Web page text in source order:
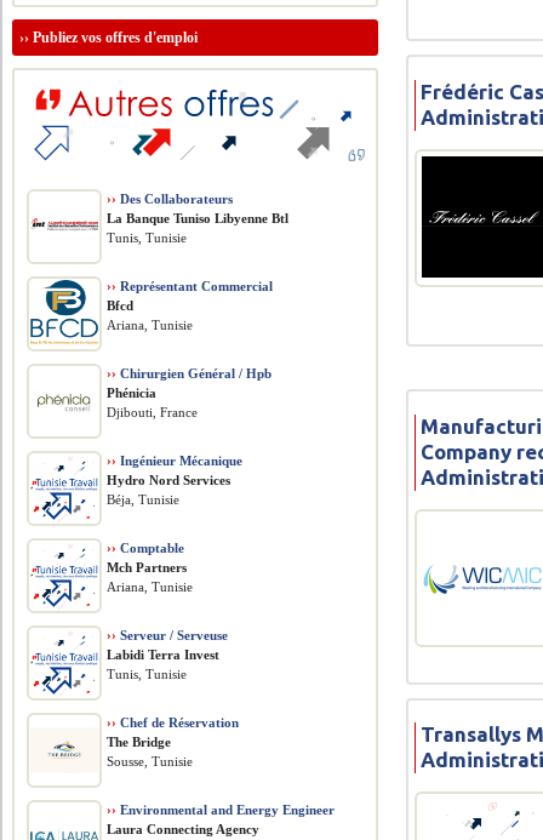
Frédéric
Company
Transallys
››Publiez vos offres d'emploi
›› Des Collaborateurs
La Banque Tuniso Libyenne Btl
Tunis, Tunisie
›› Représentant Commercial
Bfcd
Ariana, Tunisie
›› Chirurgien Général / Hpb
Phénicia
Djibouti, France
›› Ingénieur Mécanique
Hydro Nord Services
Béja, Tunisie
›› Comptable
Mch Partners
Ariana, Tunisie
›› Serveur / Serveuse
Labidi Terra Invest
Tunis, Tunisie
›› Chef de Réservation
The Bridge
Sousse, Tunisie
›› Environmental and Energy Engineer
Laura Connecting Agency